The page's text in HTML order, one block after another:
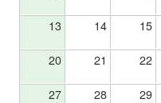
13 14 15
20 21 22
27 28 29